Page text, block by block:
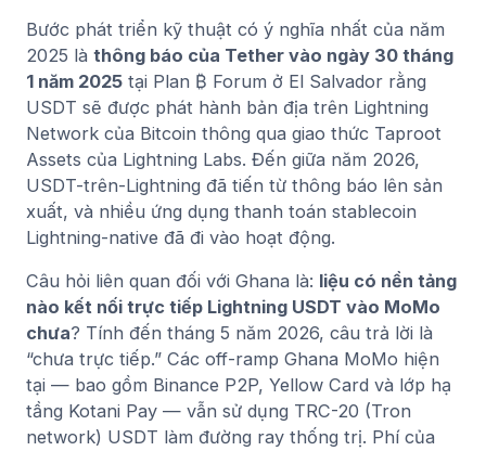
Bước phát triển kỹ thuật có ý nghĩa nhất của năm
2025 là thông báo của Tether vào ngày 30 tháng
1 năm 2025 tại Plan ₿ Forum ở El Salvador rằng
USDT sẽ được phát hành bản địa trên Lightning
Network của Bitcoin thông qua giao thức Taproot
Assets của Lightning Labs. Đến giữa năm 2026,
USDT-trên-Lightning đã tiến từ thông báo lên sản
xuất, và nhiều ứng dụng thanh toán stablecoin
Lightning-native đã đi vào hoạt động.
Câu hỏi liên quan đối với Ghana là: liệu có nền tảng
nào kết nối trực tiếp Lightning USDT vào MoMo
chưa? Tính đến tháng 5 năm 2026, câu trả lời là
“chưa trực tiếp.” Các off-ramp Ghana MoMo hiện
tại — bao gồm Binance P2P, Yellow Card và lớp hạ
tầng Kotani Pay — vẫn sử dụng TRC-20 (Tron
network) USDT làm đường ray thống trị. Phí của